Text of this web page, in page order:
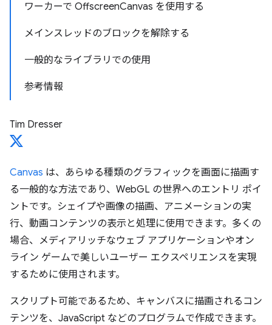
ワーカーで OffscreenCanvas を使用する
メインスレッドのブロックを解除する
一般的なライブラリでの使用
参考情報
Tim Dresser
Canvas は、あらゆる種類のグラフィックを画面に描画す
る一般的な方法であり、WebGL の世界へのエントリ ポイ
ントです。シェイプや画像の描画、アニメーションの実
行、動画コンテンツの表示と処理に使用できます。多くの
場合、メディアリッチなウェブ アプリケーションやオン
ライン ゲームで美しいユーザー エクスペリエンスを実現
するために使用されます。
スクリプト可能であるため、キャンバスに描画されるコン
テンツを、JavaScript などのプログラムで作成できます。